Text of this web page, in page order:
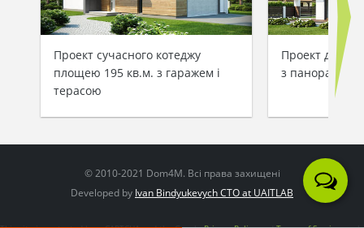
Проект сучасного котеджу
площею 195 кв.м. з гаражем і
терасою
Проект
з панорамним
© 2010-2021 Dom4M. Всі права захищені
Developed by Ivan Bindyukevych CTO at UAITLAB